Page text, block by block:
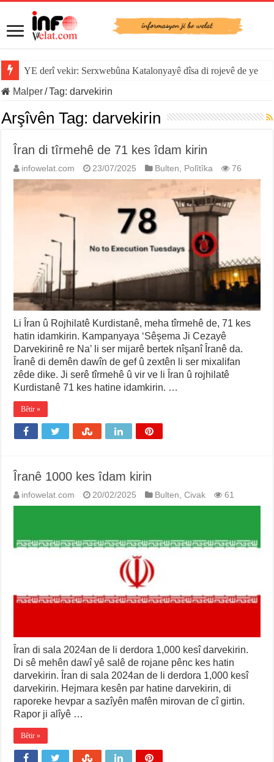
YE derî vekir: Serxwebûna Katalonyayê dîsa di rojevê de ye
Malper/Tag:darvekirin
Arşîvên Tag: darvekirin
Îran di tîrmehê de 71 kes îdam kirin
infowelat.com 23/07/2025 Bulten, Polîtîka 76
Li Îran û Rojhilatê Kurdistanê, meha tîrmehê de, 71 kes
hatin idamkirin. Kampanyaya ‘Sêşema Ji Cezayê
Darvekirinê re Na’ li ser mijarê bertek nîşanî Îranê da.
Îranê di demên dawîn de gef û zextên li ser mixalifan
zêde dike. Ji serê tîrmehê û vir ve li Îran û rojhilatê
Kurdistanê 71 kes hatine idamkirin. …
Bêtir »
Îranê 1000 kes îdam kirin
infowelat.com 20/02/2025 Bulten,Civak 61
Îran di sala 2024an de li derdora 1,000 kesî darvekirin.
Di sê mehên dawî yê salê de rojane pênc kes hatin
darvekirin. Îran di sala 2024an de li derdora 1,000 kesî
darvekirin. Hejmara kesên par hatine darvekirin, di
raporeke hevpar a sazîyên mafên mirovan de cî girtin.
Rapor ji alîyê …
Bêtir »